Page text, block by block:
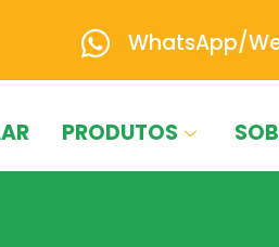
WhatsApp/
PRODUTOS